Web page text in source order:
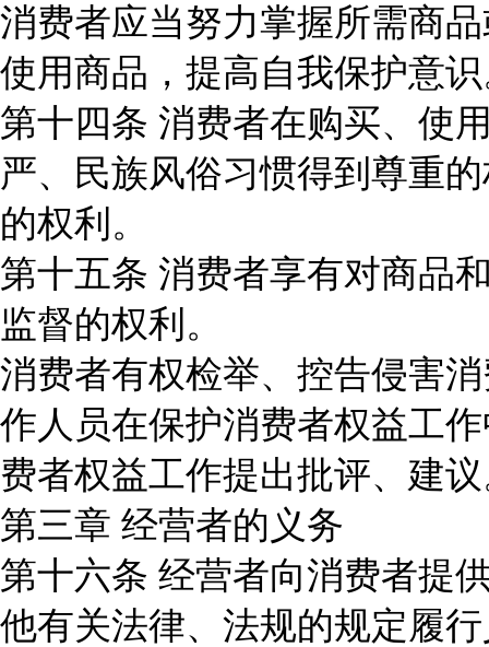
消费者应当努力掌握所需商
使用商品，提高自我保护意
第十四条 消费者在购买、使
严、民族风俗习惯得到尊重
的权利。
第十五条 消费者享有对商品
监督的权利。
消费者有权检举、控告侵害
作人员在保护消费者权益工
费者权益工作提出批评、建
第三章 经营者的义务
第十六条 经营者向消费者提
他有关法律、法规的规定履